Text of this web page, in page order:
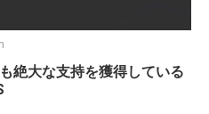
絶大な支持を獲得している